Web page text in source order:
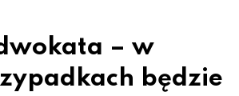
– w
będzie